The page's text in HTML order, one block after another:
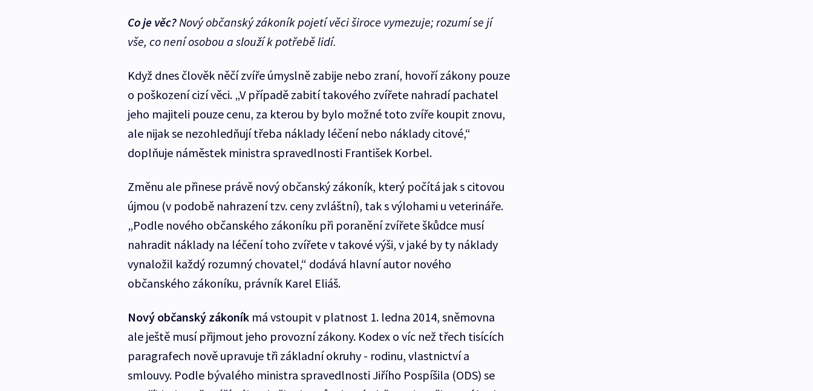
Co je věc?Nový občanský zákoník pojetí věci široce vymezuje; rozumí se jí
vše, co není osobou a slouží k potřebě lidí.
Když dnes člověk něčí zvíře úmyslně zabije nebo zraní, hovoří zákony pouze
o poškození cizí věci. „V případě zabití takového zvířete nahradí pachatel
jeho majiteli pouze cenu, za kterou by bylo možné toto zvíře koupit znovu,
ale nijak se nezohledňují třeba náklady léčení nebo náklady citové,“
doplňuje náměstek ministra spravedlnosti František Korbel.
Změnu ale přinese právě nový občanský zákoník, který počítá jak s citovou
újmou (v podobě nahrazení tzv. ceny zvláštní), tak s výlohami u veterináře.
„Podle nového občanského zákoníku při poranění zvířete škůdce musí
nahradit náklady na léčení toho zvířete v takové výši, v jaké by ty náklady
vynaložil každý rozumný chovatel,“ dodává hlavní autor nového
občanského zákoníku, právník Karel Eliáš.
Nový občanský zákoníkmá vstoupit v platnost 1. ledna 2014, sněmovna
ale ještě musí přijmout jeho provozní zákony. Kodex o víc než třech tisících
paragrafech nově upravuje tři základní okruhy - rodinu, vlastnictví a
smlouvy. Podle bývalého ministra spravedlnosti Jiřího Pospíšila (ODS) se